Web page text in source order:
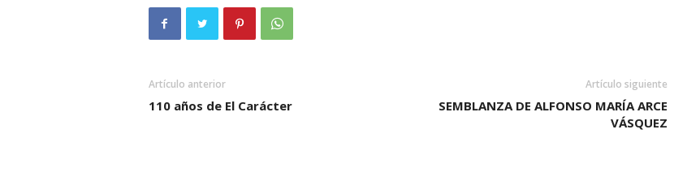
Artículo anterior
110 años de El Carácter
Artículo siguiente
SEMBLANZA DE ALFONSO MARÍA ARCE
VÁSQUEZ